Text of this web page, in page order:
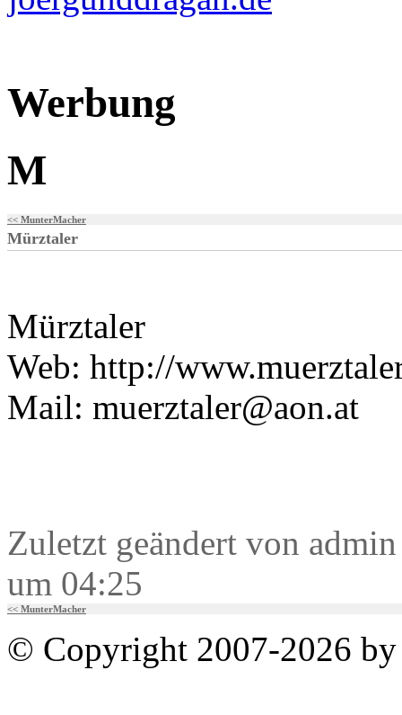
Werbung
M
<< MunterMacher
Mürztaler
Mürztaler
Web: http://
Mail: muerztaler@aon.at
Zuletzt geändert von
um 04:25
<< MunterMacher
© Copyright 2007-2026 by